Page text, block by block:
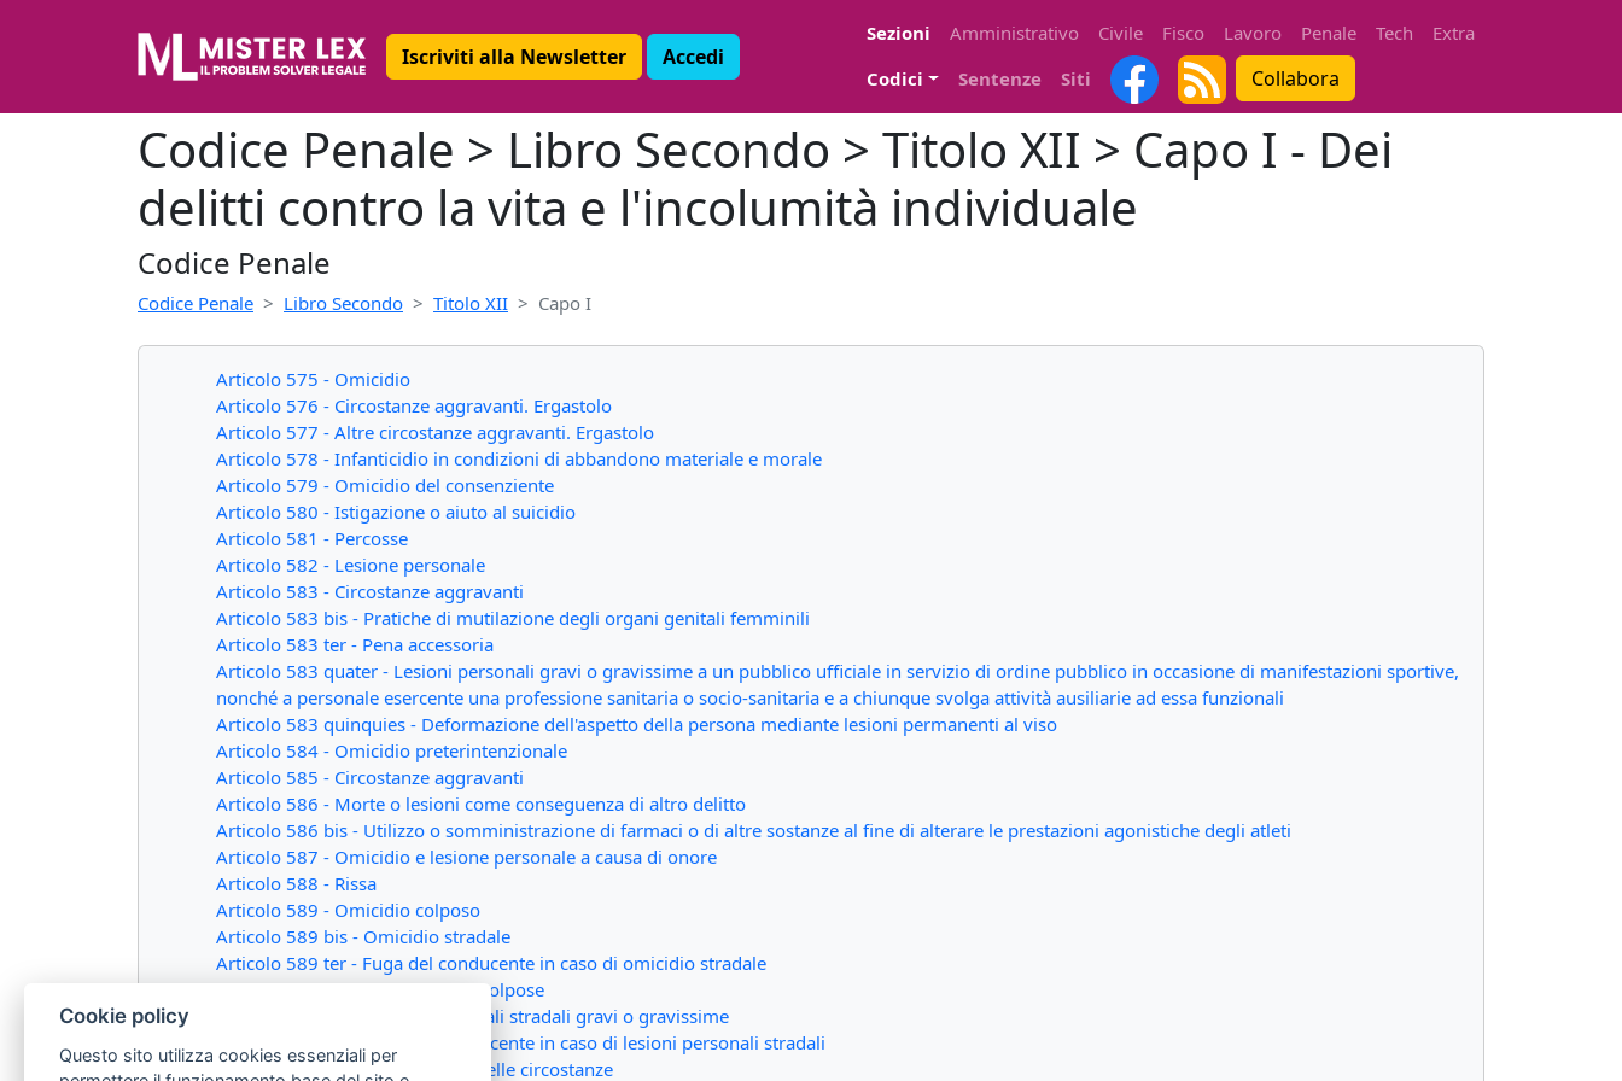
Iscriviti alla Newsletter Accedi
Sezioni Amministrativo Civile Fisco Lavoro Penale Tech
Extra
Codici
Sentenze Siti Collabora
Codice Penale > Libro Secondo > Titolo XII > Capo I - Dei
delitti contro la vita e l'incolumità individuale
Codice Penale
Codice Penale Libro Secondo Titolo XII Capo I
Articolo 575 - Omicidio
Articolo 576 - Circostanze aggravanti. Ergastolo
Articolo 577 - Altre circostanze aggravanti. Ergastolo
Articolo 578 - Infanticidio in condizioni di abbandono materiale e morale
Articolo 579 - Omicidio del consenziente
Articolo 580 - Istigazione o aiuto al suicidio
Articolo 581 - Percosse
Articolo 582 - Lesione personale
Articolo 583 - Circostanze aggravanti
Articolo 583 bis - Pratiche di mutilazione degli organi genitali femminili
Articolo 583 ter - Pena accessoria
Articolo 583 quater - Lesioni personali gravi o gravissime a un pubblico ufficiale in servizio di ordine pubblico in occasione di manifestazioni sportive,
nonché a personale esercente una professione sanitaria o socio-sanitaria e a chiunque svolga attività ausiliarie ad essa funzionali
Articolo 583 quinquies - Deformazione dell'aspetto della persona mediante lesioni permanenti al viso
Articolo 584 - Omicidio preterintenzionale
Articolo 585 - Circostanze aggravanti
Articolo 586 - Morte o lesioni come conseguenza di altro delitto
Articolo 586 bis - Utilizzo o somministrazione di farmaci o di altre sostanze al fine di alterare le prestazioni agonistiche degli atleti
Articolo 587 - Omicidio e lesione personale a causa di onore
Articolo 588 - Rissa
Articolo 589 - Omicidio colposo
Articolo 589 bis - Omicidio stradale
Articolo 589 ter - Fuga del conducente in caso di omicidio stradale
Articolo 590 - Lesioni personali colpose
Articolo 590 bis - Lesioni personali stradali gravi o gravissime
Articolo 590 ter - Fuga del conducente in caso di lesioni personali stradali
Articolo 590 quater - Computo delle circostanze
Cookie policy
Questo sito utilizza cookies essenziali per